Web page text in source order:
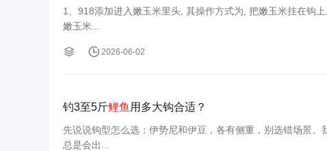
1、918添加进入嫩玉米里头, 其操作方式为, 把嫩玉米挂在钩
嫩玉米...
2026-06-02
钓3至5斤鲤鱼 用多大钩合适？
先说说钩型怎么选：伊势尼和伊豆，各有侧重，别选错场景
总是会出...